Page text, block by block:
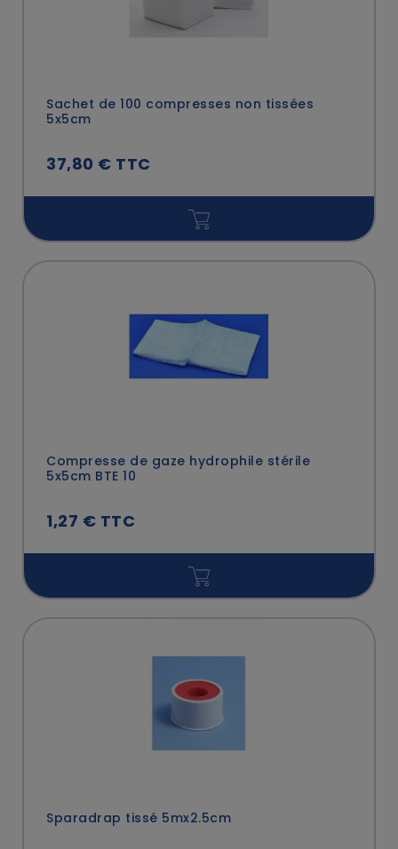
Sachet de 100 compresses non tissées
5x5cm
37,80 € TTC
Compresse de gaze hydrophile stérile
5x5cm BTE 10
1,27 € TTC
Sparadrap tissé 5mx2.5cm